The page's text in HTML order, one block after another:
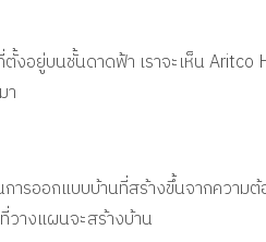
งอยู่บนชั้นดาดฟ้า เราจะเห็น
า
ารออกแบบบ้านที่สร้างขึ้นจากความ
วางแผนจะสร้างบ้าน